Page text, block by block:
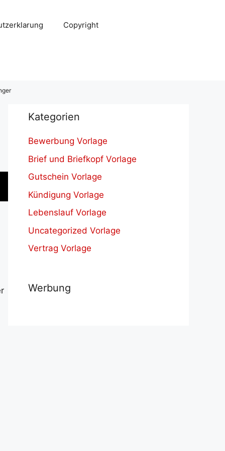
Copyright
Kategorien
Bewerbung Vorlage
Brief und Briefkopf Vorlage
Gutschein Vorlage
Kündigung Vorlage
Lebenslauf Vorlage
Uncategorized Vorlage
Vertrag Vorlage
Werbung